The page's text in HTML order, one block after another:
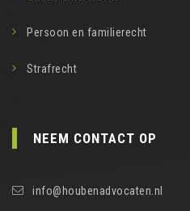
Persoon en familierecht
Strafrecht
NEEM CONTACT OP
info@houbenadvocaten.nl